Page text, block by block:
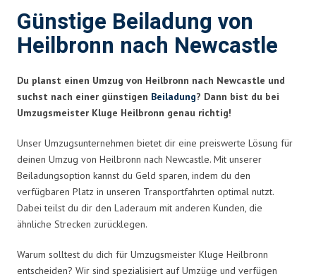
Günstige Beiladung von
Heilbronn nach Newcastle
Du planst einen Umzug von Heilbronn nach Newcastle und
suchst nach einer günstigen Beiladung? Dann bist du bei
Umzugsmeister Kluge Heilbronn genau richtig!
Unser Umzugsunternehmen bietet dir eine preiswerte Lösung für
deinen Umzug von Heilbronn nach Newcastle. Mit unserer
Beiladungsoption kannst du Geld sparen, indem du den
verfügbaren Platz in unseren Transportfahrten optimal nutzt.
Dabei teilst du dir den Laderaum mit anderen Kunden, die
ähnliche Strecken zurücklegen.
Warum solltest du dich für Umzugsmeister Kluge Heilbronn
entscheiden? Wir sind spezialisiert auf Umzüge und verfügen